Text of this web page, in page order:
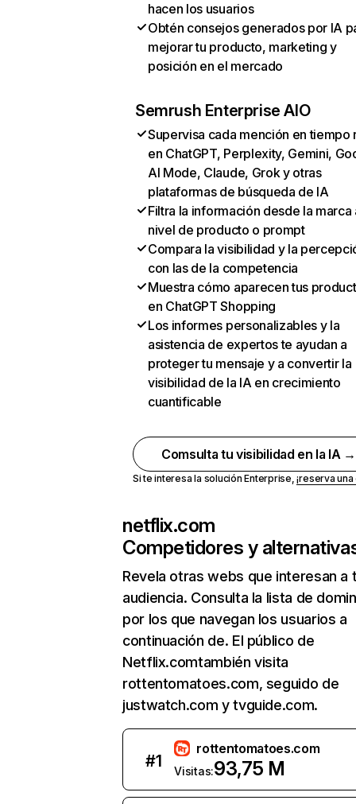
hacen los usuarios
Obtén consejos generados por IA
mejorar tu producto, marketing y
posición en el mercado
Semrush Enterprise AIO
Supervisa cada mención en tiempo
en ChatGPT, Perplexity, Gemini,
AI Mode, Claude, Grok y otras
plataformas de búsqueda de IA
Filtra la información desde la marca
nivel de producto o prompt
Compara la visibilidad y la
con las de la competencia
Muestra cómo aparecen tus
en ChatGPT Shopping
Los informes personalizables y la
asistencia de expertos te ayudan a
proteger tu mensaje y a convertir la
visibilidad de la IA en crecimiento
cuantificable
Comsulta tu visibilidad en la IA →
Si te interesa la solución Enterprise,¡reserva
netflix.com
Competidores y
Revela otras webs que interesan a
audiencia. Consulta la lista de
por los que navegan los usuarios a
continuación de. El público de
Netflix.comtambién visita
rottentomatoes.com, seguido de
justwatch.com y tvguide.com.
#1
rottentomatoes.com
Visitas:93,75 M